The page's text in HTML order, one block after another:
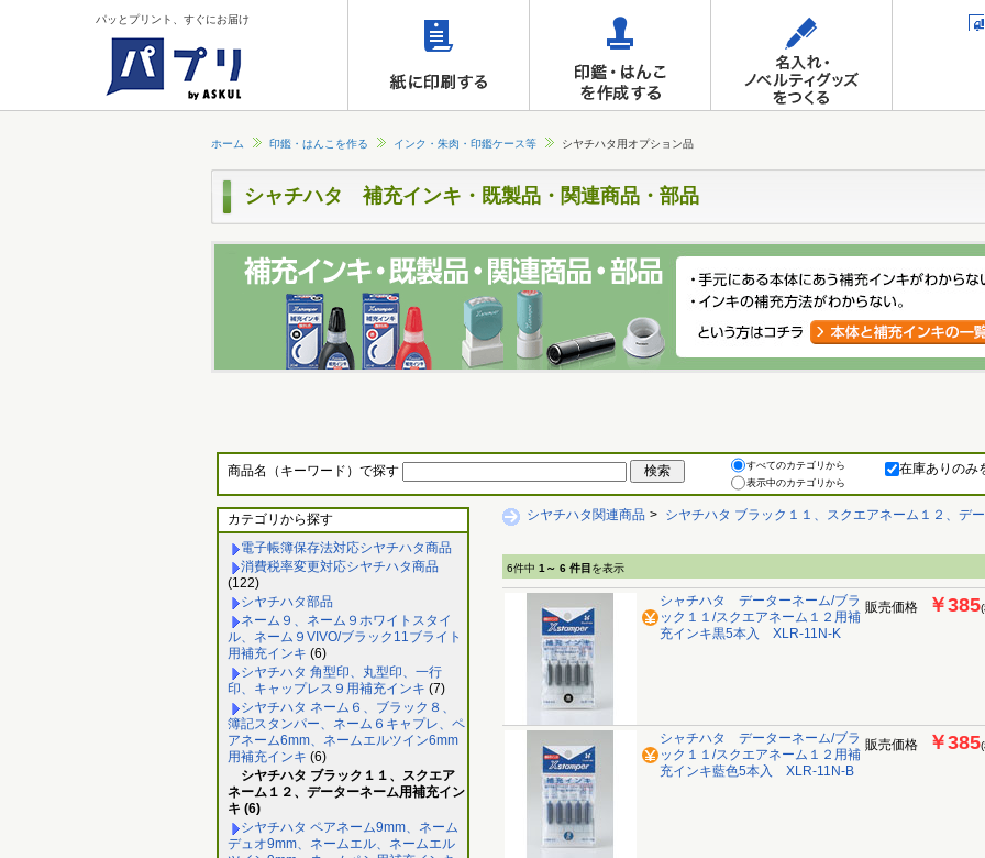
パッとプリント、すぐにお届け
ホーム 印鑑・はんこを作る インク・朱肉・印鑑ケース等 シヤチハタ用オプション品
シャチハタ 補充インキ・既製品・関連商品・部品
商品名（キーワード）で探す
すべてのカテゴリから
表示中のカテゴリから
在庫ありのみ
カテゴリから探す
電子帳簿保存法対応シヤチハタ商品
消費税率変更対応シヤチハタ商品
(122)
シヤチハタ部品
ネーム９、ネーム９ホワイトスタイ
ル、ネーム９VIVO/ブラック11ブライト
用補充インキ (6)
シヤチハタ 角型印、丸型印、一行
印、キャップレス９用補充インキ (7)
シヤチハタ ネーム６、ブラック８、
簿記スタンパー、ネーム６キャプレ、ペ
アネーム6mm、ネームエルツイン6mm
用補充インキ (6)
シヤチハタ ブラック１１、スクエア
ネーム１２、データーネーム用補充イン
キ (6)
シヤチハタ ペアネーム9mm、ネーム
デュオ9mm、ネームエル、ネームエル
シヤチハタ関連商品 > シヤチハタ ブラック１１、スクエアネーム１２、デ
6件中 1～ 6 件目 を表示
シャチハタ データーネーム/ブラ
ック１１/スクエアネーム１２用補
充インキ黒5本入 XLR-11N-K
販売価格 ￥385
シャチハタ データーネーム/ブラ
ック１１/スクエアネーム１２用補
充インキ藍色5本入 XLR-11N-B
販売価格 ￥385